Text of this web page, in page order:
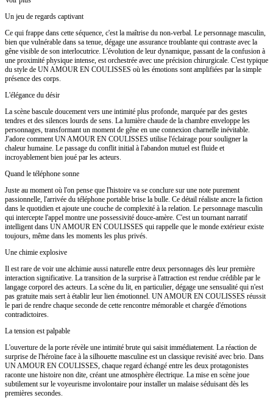
Un jeu de regards captivant
Ce qui frappe dans cette séquence, c'est la maîtrise du non-verbal. Le personnage masculin,
bien que vulnérable dans sa tenue, dégage une assurance troublante qui contraste avec la
gêne visible de son interlocutrice. L'évolution de leur dynamique, passant de la confusion à
une proximité physique intense, est orchestrée avec une précision chirurgicale. C'est typique
du style de UN AMOUR EN COULISSES où les émotions sont amplifiées par la simple
présence des corps.
L'élégance du désir
La scène bascule doucement vers une intimité plus profonde, marquée par des gestes
tendres et des silences lourds de sens. La lumière chaude de la chambre enveloppe les
personnages, transformant un moment de gêne en une connexion charnelle inévitable.
J'adore comment UN AMOUR EN COULISSES utilise l'éclairage pour souligner la
chaleur humaine. Le passage du conflit initial à l'abandon mutuel est fluide et
incroyablement bien joué par les acteurs.
Quand le téléphone sonne
Juste au moment où l'on pense que l'histoire va se conclure sur une note purement
passionnelle, l'arrivée du téléphone portable brise la bulle. Ce détail réaliste ancre la fiction
dans le quotidien et ajoute une couche de complexité à la relation. Le personnage masculin
qui intercepte l'appel montre une possessivité douce-amère. C'est un tournant narratif
intelligent dans UN AMOUR EN COULISSES qui rappelle que le monde extérieur existe
toujours, même dans les moments les plus privés.
Une chimie explosive
Il est rare de voir une alchimie aussi naturelle entre deux personnages dès leur première
interaction significative. La transition de la surprise à l'attraction est rendue crédible par le
langage corporel des acteurs. La scène du lit, en particulier, dégage une sensualité qui n'est
pas gratuite mais sert à établir leur lien émotionnel. UN AMOUR EN COULISSES réussit
le pari de rendre chaque seconde de cette rencontre mémorable et chargée d'émotions
contradictoires.
La tension est palpable
L'ouverture de la porte révèle une intimité brute qui saisit immédiatement. La réaction de
surprise de l'héroïne face à la silhouette masculine est un classique revisité avec brio. Dans
UN AMOUR EN COULISSES, chaque regard échangé entre les deux protagonistes
raconte une histoire non dite, créant une atmosphère électrique. La mise en scène joue
subtilement sur le voyeurisme involontaire pour installer un malaise séduisant dès les
premières secondes.